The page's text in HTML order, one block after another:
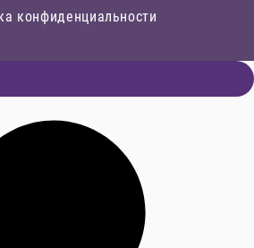
конфиденциальности